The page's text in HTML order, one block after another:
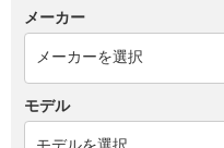
メーカー
モデル